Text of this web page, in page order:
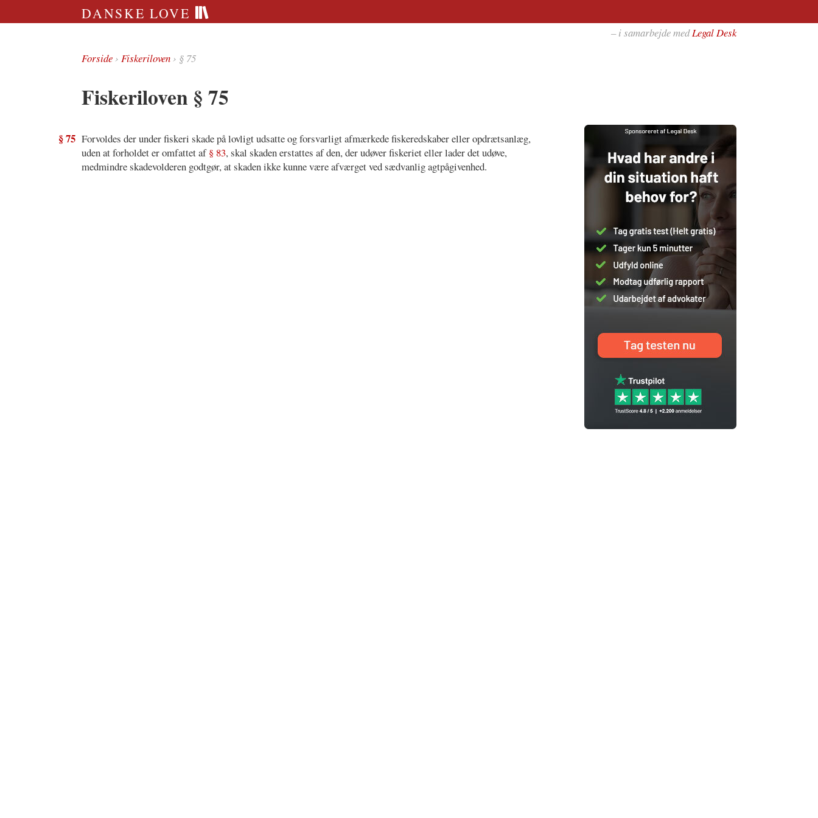
DANSKE LOVE
– i samarbejde medLegal Desk
Forside›Fiskeriloven› § 75
Fiskeriloven § 75
§ 75 Forvoldes der under fiskeri skade på lovligt udsatte og forsvarligt afmærkede fiskeredskaber eller opdrætsanlæg,
uden at forholdet er omfattet af§ 83, skal skaden erstattes af den, der udøver fiskeriet eller lader det udøve,
medmindre skadevolderen godtgør, at skaden ikke kunne være afværget ved sædvanlig agtpågivenhed.